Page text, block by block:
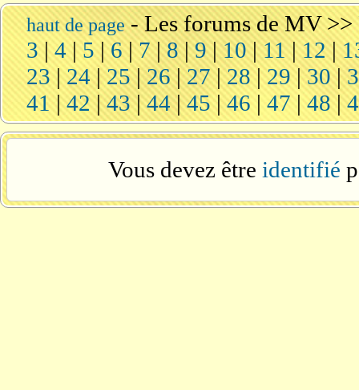
haut de page-Les forums de MV>>
3 |4 |5|6 |7|8|9|10|11 |12|
23|24|25|26|27|28|29|30|
41|42|43|44|45|46 |47 |48|
Vous devez être identifié